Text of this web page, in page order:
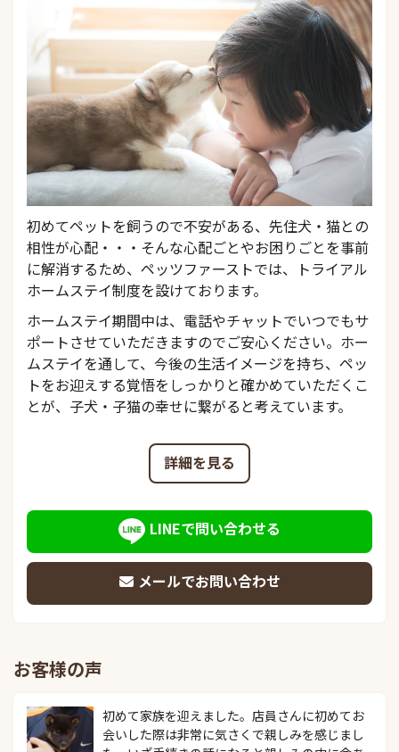
初めてペットを飼うので不安がある、先住犬・猫との
相性が心配・・・そんな心配ごとやお困りごとを事前
に解消するため、ペッツファーストでは、トライアル
ホームステイ制度を設けております。
ホームステイ期間中は、電話やチャットでいつでもサ
ポートさせていただきますのでご安心ください。ホー
ムステイを通して、今後の生活イメージを持ち、ペッ
トをお迎えする覚悟をしっかりと確かめていただくこ
とが、子犬・子猫の幸せに繋がると考えています。
詳細を見る
LINEで問い合わせる
メールでお問い合わせ
お客様の声
初めて家族を迎えました。店員さんに初めてお
会いした際は非常に気さくで親しみを感じまし